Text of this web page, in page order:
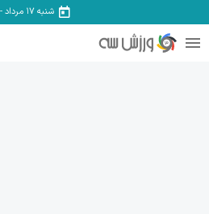
شنبه ۱۷ مرداد -